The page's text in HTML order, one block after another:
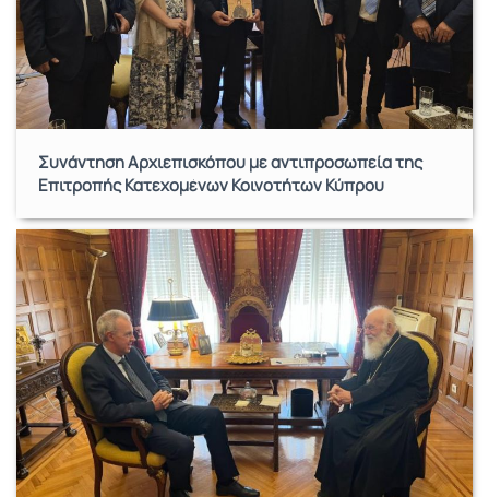
Συνάντηση Αρχιεπισκόπου με αντιπροσωπεία της
Επιτροπής Κατεχομένων Κοινοτήτων Κύπρου